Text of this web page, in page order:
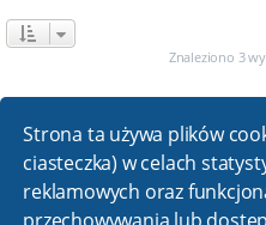
Strona ta używa plików
ciasteczka) w celach
reklamowych oraz
Znaleziono 3
Strona główna